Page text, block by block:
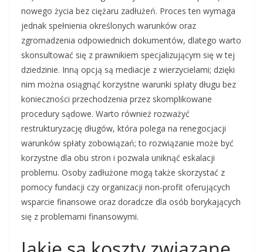
nowego życia bez ciężaru zadłużeń. Proces ten wymaga
jednak spełnienia określonych warunków oraz
zgromadzenia odpowiednich dokumentów, dlatego warto
skonsultować się z prawnikiem specjalizującym się w tej
dziedzinie. Inną opcją są mediacje z wierzycielami; dzięki
nim można osiągnąć korzystne warunki spłaty długu bez
konieczności przechodzenia przez skomplikowane
procedury sądowe. Warto również rozważyć
restrukturyzację długów, która polega na renegocjacji
warunków spłaty zobowiązań; to rozwiązanie może być
korzystne dla obu stron i pozwala uniknąć eskalacji
problemu. Osoby zadłużone mogą także skorzystać z
pomocy fundacji czy organizacji non-profit oferujących
wsparcie finansowe oraz doradcze dla osób borykających
się z problemami finansowymi.